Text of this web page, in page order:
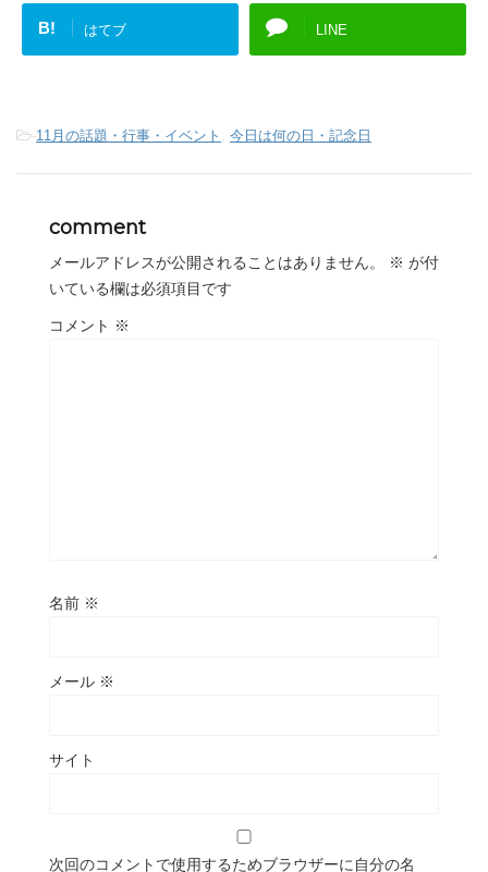
B! はてブ LINE
-11月の話題・行事・イベント , 今日は何の日・記念日
comment
メールアドレスが公開されることはありません。 ※ が付
いている欄は必須項目です
コメント ※
名前 ※
メール ※
サイト
次回のコメントで使用するためブラウザーに自分の名